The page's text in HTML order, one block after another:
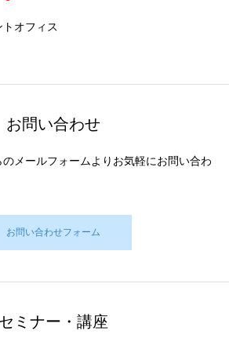
オフィス
お問い合わせ
メールフォームよりお気軽にお問い合わ
お問い合わせフォーム
セミナー・講座